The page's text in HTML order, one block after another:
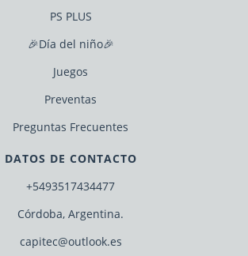
PS PLUS
🎉Día del niño🎉
Juegos
Preventas
Preguntas Frecuentes
DATOS DE CONTACTO
+5493517434477
Córdoba, Argentina.
capitec@outlook.es